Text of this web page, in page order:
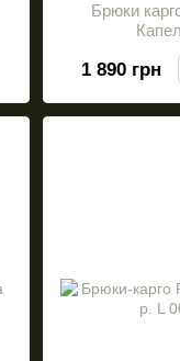
Брюки
1 890 грн